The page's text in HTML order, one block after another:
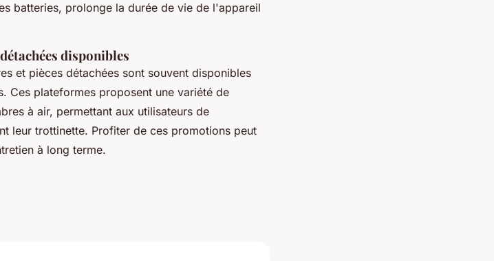
batteries, prolonge la durée de vie de l'appareil
disponibles
et pièces détachées sont souvent disponibles
Ces plateformes proposent une variété de
à air, permettant aux utilisateurs de
leur trottinette. Profiter de ces promotions peut
à long terme.